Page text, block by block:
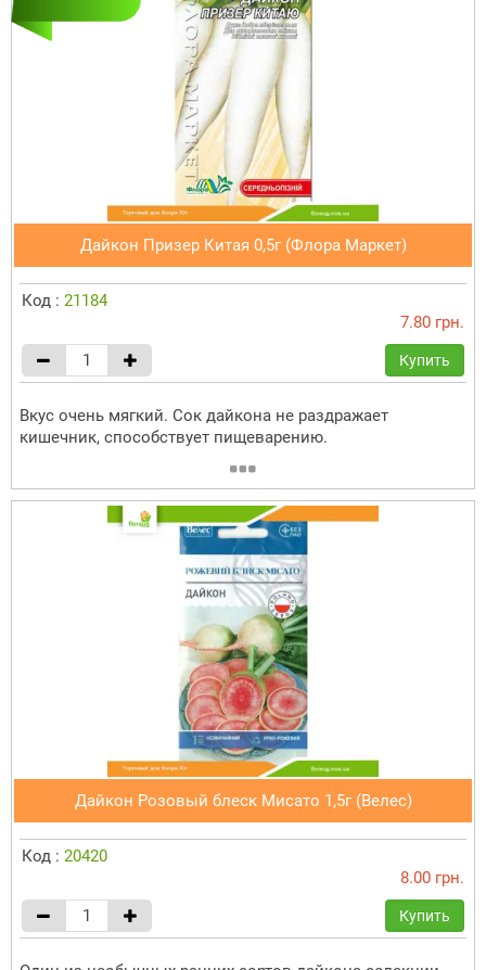
Дайкон Призер Китая 0,5г (Флора Маркет)
Код : 21184
7.80 грн.
Купить
Вкус очень мягкий. Сок дайкона не раздражает
кишечник, способствует пищеварению.
Дайкон Розовый блеск Мисато 1,5г (Велес)
Код : 20420
8.00 грн.
Купить